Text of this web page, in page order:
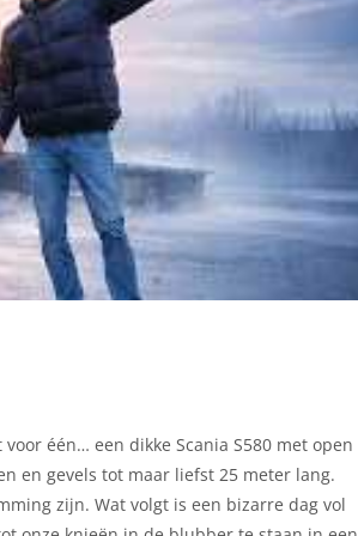
één… een dikke Scania S580 met open
en gevels tot maar liefst 25 meter lang.
zijn. Wat volgt is een bizarre dag vol